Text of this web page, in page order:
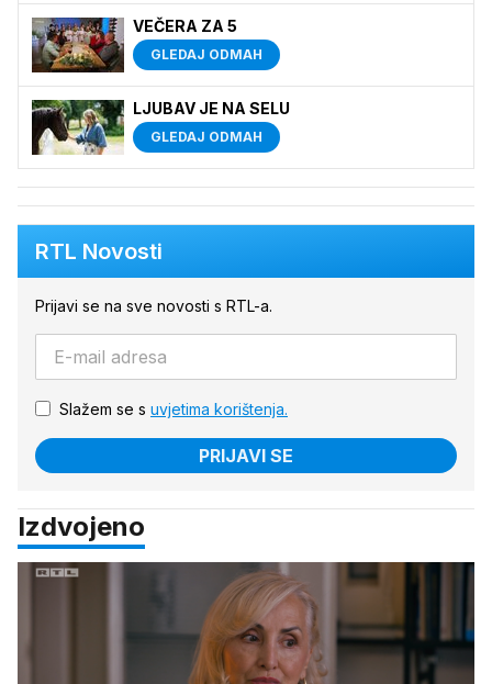
VEČERA ZA 5
GLEDAJ ODMAH
LJUBAV JE NA SELU
GLEDAJ ODMAH
RTL Novosti
Prijavi se na sve novosti s RTL-a.
Slažem se s uvjetima korištenja.
PRIJAVI SE
Izdvojeno